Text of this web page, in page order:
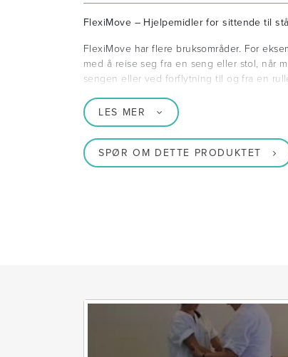
FlexiMove – Hjelpemidler for sittende til
FlexiMove har flere bruksområder. For
med å reise seg fra en seng eller stol, når
sengen eller ved forflytning til og fra en
LES MER
SPØR OM DETTE PRODUKTET